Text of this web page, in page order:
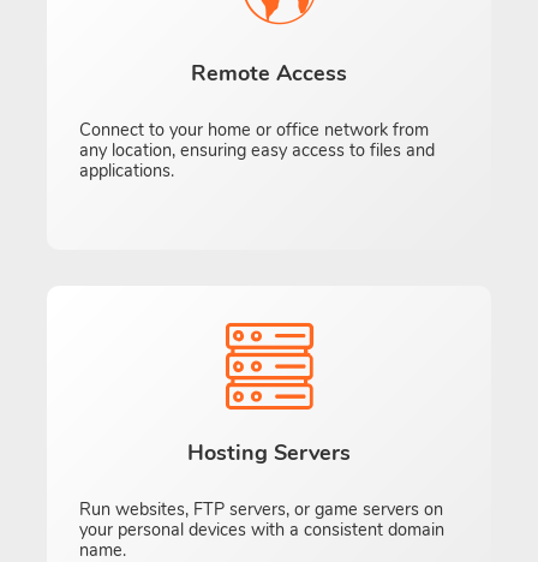
Remote Access
Connect to your home or office network from
any location, ensuring easy access to files and
applications.
Hosting Servers
Run websites, FTP servers, or game servers on
your personal devices with a consistent domain
name.